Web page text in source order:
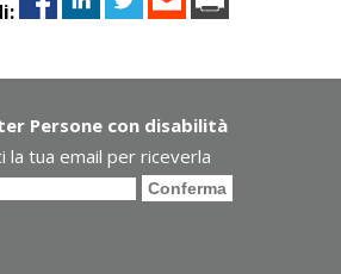
Persone con disabilità
la tua email per riceverla